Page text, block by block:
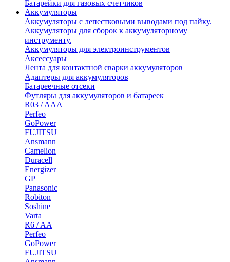
Батарейки для газовых счетчиков
Аккумуляторы
Аккумуляторы с лепестковыми выводами под пайку.
Аккумуляторы для сборок к аккумуляторному
инструменту.
Аккумуляторы для электроинструментов
Аксессуары
Лента для контактной сварки аккумуляторов
Адаптеры для аккумуляторов
Батареечные отсеки
Футляры для аккумуляторов и батареек
R03 / AAA
Perfeo
GoPower
FUJITSU
Ansmann
Camelion
Duracell
Energizer
GP
Panasonic
Robiton
Soshine
Varta
R6 / AA
Perfeo
GoPower
FUJITSU